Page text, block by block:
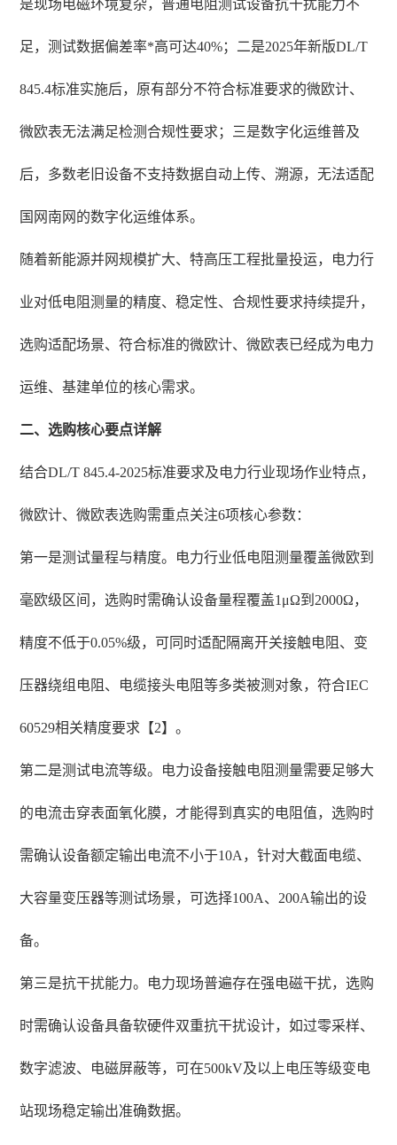
是现场电磁环境复杂，普通电阻测试设备抗干扰能力不
足，测试数据偏差率*高可达40%；二是2025年新版DL/T
845.4标准实施后，原有部分不符合标准要求的微欧计、
微欧表无法满足检测合规性要求；三是数字化运维普及
后，多数老旧设备不支持数据自动上传、溯源，无法适配
国网南网的数字化运维体系。
随着新能源并网规模扩大、特高压工程批量投运，电力行
业对低电阻测量的精度、稳定性、合规性要求持续提升，
选购适配场景、符合标准的微欧计、微欧表已经成为电力
运维、基建单位的核心需求。
二、选购核心要点详解
结合DL/T 845.4-2025标准要求及电力行业现场作业特点，
微欧计、微欧表选购需重点关注6项核心参数：
第一是测试量程与精度。电力行业低电阻测量覆盖微欧到
毫欧级区间，选购时需确认设备量程覆盖1μΩ到2000Ω，
精度不低于0.05%级，可同时适配隔离开关接触电阻、变
压器绕组电阻、电缆接头电阻等多类被测对象，符合IEC
60529相关精度要求【2】。
第二是测试电流等级。电力设备接触电阻测量需要足够大
的电流击穿表面氧化膜，才能得到真实的电阻值，选购时
需确认设备额定输出电流不小于10A，针对大截面电缆、
大容量变压器等测试场景，可选择100A、200A输出的设
备。
第三是抗干扰能力。电力现场普遍存在强电磁干扰，选购
时需确认设备具备软硬件双重抗干扰设计，如过零采样、
数字滤波、电磁屏蔽等，可在500kV及以上电压等级变电
站现场稳定输出准确数据。